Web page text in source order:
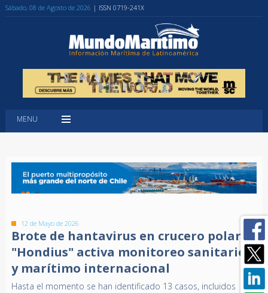
Sábado, 08 de Agosto de 2026 | ISSN 0719-241X
MENU
12 de Mayo de 2026
Brote de hantavirus en crucero polar
"Hondius" activa monitoreo sanitario
y marítimo internacional
Hasta el momento se han identificado 13 casos, incluidos